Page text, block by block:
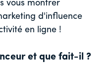
vous montrer
d'influence
en ligne !
et que fait-il ?